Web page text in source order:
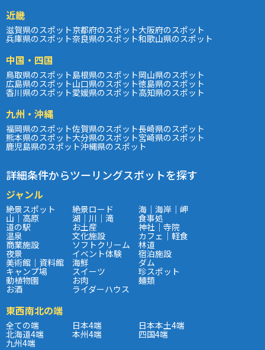
近畿
滋賀県のスポット京都府のスポット大阪府のスポット
兵庫県のスポット奈良県のスポット和歌山県のスポット
中国・四国
鳥取県のスポット島根県のスポット岡山県のスポット
広島県のスポット山口県のスポット徳島県のスポット
香川県のスポット愛媛県のスポット高知県のスポット
九州・沖縄
福岡県のスポット佐賀県のスポット長崎県のスポット
熊本県のスポット大分県のスポット宮崎県のスポット
鹿児島県のスポット沖縄県のスポット
詳細条件からツーリングスポットを探す
ジャンル
絶景スポット 絶景ロード 海｜海岸｜岬
山｜高原 湖｜川｜滝 食事処
道の駅 お土産 神社｜寺院
温泉 文化施設 カフェ｜軽食
商業施設 ソフトクリーム 林道
夜景 イベント体験 宿泊施設
美術館｜資料館 海鮮 ダム
キャンプ場 スイーツ 珍スポット
動植物園 お肉 麺類
お酒 ライダーハウス
東西南北の端
全ての端 日本4端 日本本土4端
北海道4端 本州4端 四国4端
九州4端